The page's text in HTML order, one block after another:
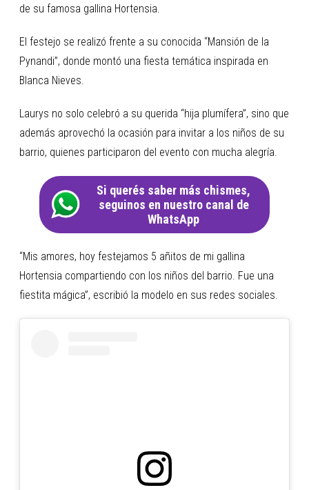
de su famosa gallina Hortensia.
El festejo se realizó frente a su conocida “Mansión de la
Pynandi”, donde montó una fiesta temática inspirada en
Blanca Nieves.
Laurys no solo celebró a su querida “hija plumífera”, sino que
además aprovechó la ocasión para invitar a los niños de su
barrio, quienes participaron del evento con mucha alegría.
Si querés saber más chismes,
seguinos en nuestro canal de
WhatsApp
“Mis amores, hoy festejamos 5 añitos de mi gallina
Hortensia compartiendo con los niños del barrio. Fue una
fiestita mágica”, escribió la modelo en sus redes sociales.